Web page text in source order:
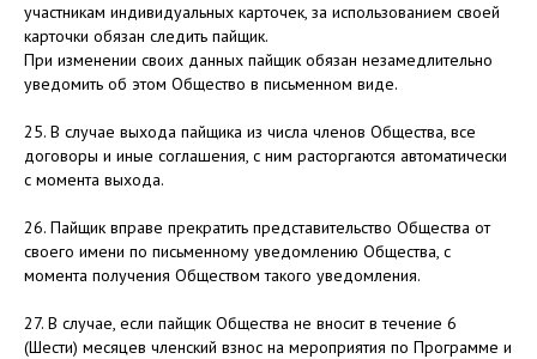
участникам индивидуальных карточек, за использованием своей
карточки обязан следить пайщик.
При изменении своих данных пайщик обязан незамедлительно
уведомить об этом Общество в письменном виде.
25. В случае выхода пайщика из числа членов Общества, все
договоры и иные соглашения, с ним расторгаются автоматически
с момента выхода.
26. Пайщик вправе прекратить представительство Общества от
своего имени по письменному уведомлению Общества, с
момента получения Обществом такого уведомления.
27. В случае, если пайщик Общества не вносит в течение 6
(Шести) месяцев членский взнос на мероприятия по Программе и